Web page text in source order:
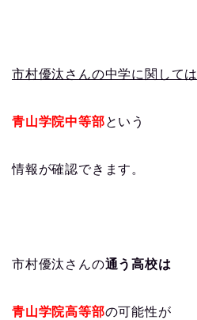
市村優汰さんの中学に関しては
青山学院中等部という
情報が確認できます。
市村優汰さんの通う高校は
青山学院高等部の可能性が